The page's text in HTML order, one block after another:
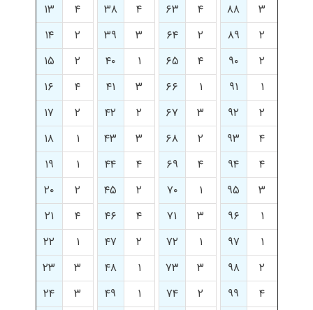
۳
۸۸ ۴ ۶۳ ۴ ۳۸ ۴
۱۳
۲
۸۹ ۲ ۶۴ ۳ ۳۹ ۲
۱۴
۲
۹۰ ۴ ۶۵ ۱ ۴۰ ۲
۱۵
۱
۹۱ ۱ ۶۶ ۳ ۴۱ ۴
۱۶
۲
۹۲ ۳ ۶۷ ۲ ۴۲ ۲
۱۷
۴
۹۳ ۲ ۶۸ ۳ ۴۳ ۱
۱۸
۴
۹۴ ۴ ۶۹ ۴ ۴۴ ۱
۱۹
۳
۹۵ ۱ ۷۰ ۲ ۴۵ ۲
۲۰
۱
۹۶ ۳ ۷۱ ۴ ۴۶ ۴
۲۱
۱
۹۷ ۱ ۷۲ ۲ ۴۷ ۱
۲۲
۲
۹۸ ۳ ۷۳ ۱ ۴۸ ۳
۲۳
۴
۹۹ ۲ ۷۴ ۱ ۴۹ ۳
۲۴